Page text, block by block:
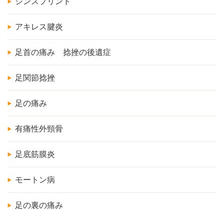
アキレス腱炎
足首の痛み 捻挫の後遺症
足関節捻挫
足の痛み
有痛性外頸骨
足底筋膜炎
モートン病
足の裏の痛み